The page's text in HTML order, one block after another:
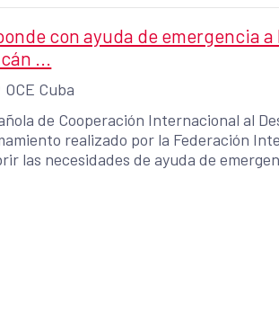
y receptor de cooperación
de Oportunidades de
de I+D+i de BioCubaFarma,
un primer hito en la conformación de
multiactor en biotecnología,
e innovación.
con ayuda de emergencia
...
OCE Cuba
de Cooperación Internacional al
realizado por la Federación
las necesidades de ayuda de
ha enviado un conjunto de bienes
pesadas y botas de trabajo. Los